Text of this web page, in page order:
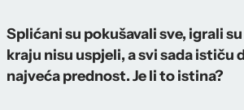
Splićani su pokušavali sve, igrali
kraju nisu uspjeli, a svi sada ističu
najveća prednost. Je li to istina?